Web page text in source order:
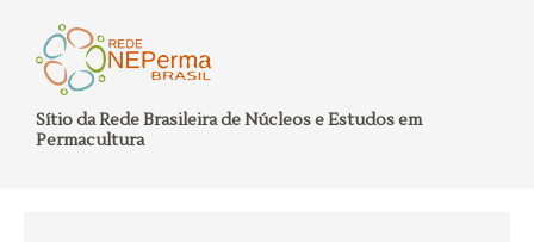
Sítio da Rede Brasileira de Núcleos e Estudos em
Permacultura